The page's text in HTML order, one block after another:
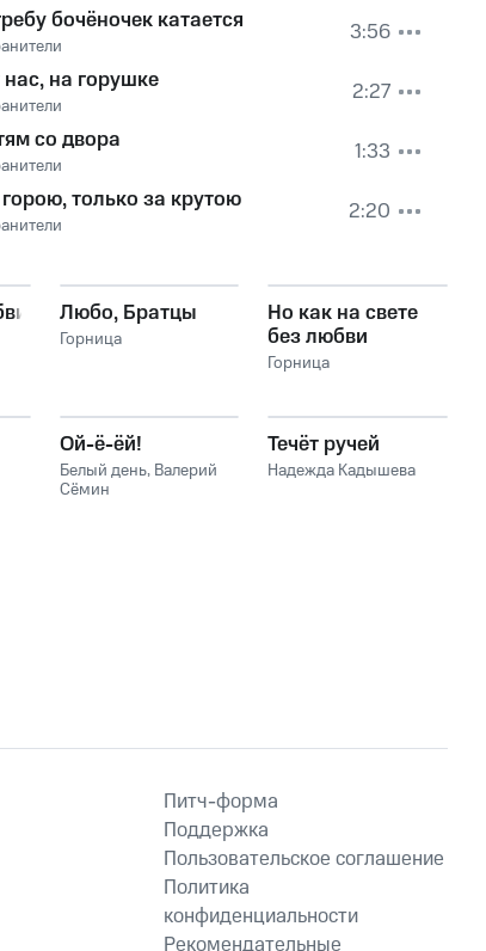
бочёночек катается
3:56
нас, на горушке
2:27
со двора
1:33
только за крутою
2:20
Любо, Братцы
Горница
Но как на свете
без любви
прожить
Горница
Ой-ё-ёй!
Белый день, Валерий
Сёмин
Течёт ручей
Надежда Кадышева
Питч-форма
Поддержка
Пользовательское соглашение
Политика
конфиденциальности
Рекомендательные